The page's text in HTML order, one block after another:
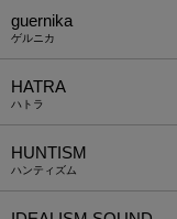
guernika
ゲルニカ
HATRA
ハトラ
HUNTISM
ハンティズム